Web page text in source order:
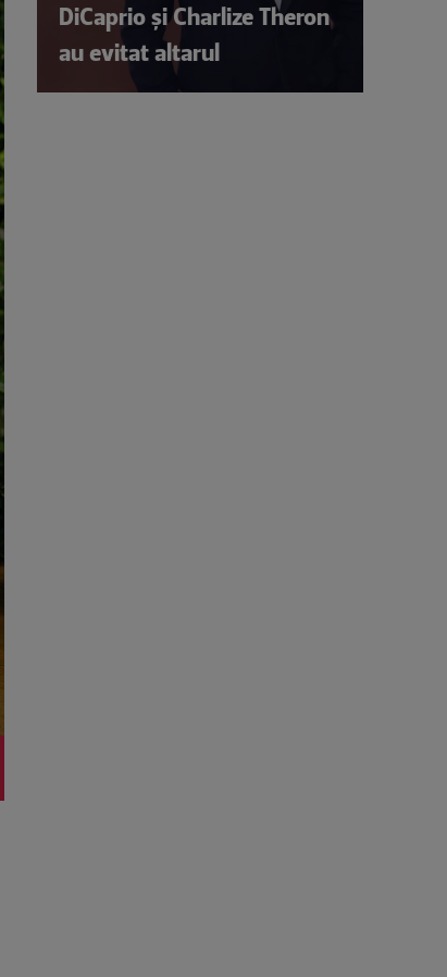
DiCaprio și Charlize Theron
au evitat altarul